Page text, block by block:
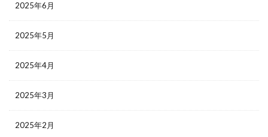
2025年6月
2025年5月
2025年4月
2025年3月
2025年2月